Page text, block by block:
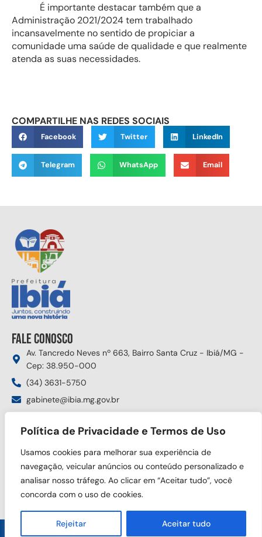
Política de Privacidade e Termos de Uso
Usamos cookies para melhorar sua experiência de
navegação, veicular anúncios ou conteúdo personalizado e
analisar nosso tráfego. Ao clicar em “Aceitar tudo”, você
concorda com o uso de cookies.
Rejeitar Aceitar tudo
É importante destacar também que a
Administração 2021/2024 tem trabalhado
incansavelmente no sentido de propiciar a
comunidade uma saúde de qualidade e que realmente
atenda as suas necessidades.
COMPARTILHE NAS REDES SOCIAIS
Facebook Twitter LinkedIn
Telegram WhatsApp Email
Fale conosco
Av. Tancredo Neves nº 663, Bairro Santa Cruz - Ibiá/MG -
Cep: 38.950-000
(34) 3631-5750
gabinete@ibia.mg.gov.br
Siga nas redes sociais
Copyright © 2025 Prefeitura Municipal de Ibiá. Todos os direitos